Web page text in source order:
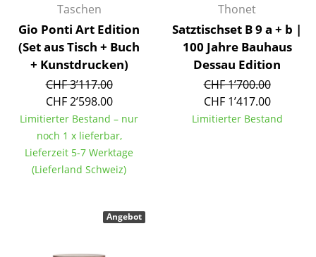
Wohnzimmer
Esszimmer
Schlafzimmer
Kinderzimmer
Arbeitszimmer
Diele
Taschen
Gio Ponti Art Edition
(Set aus Tisch + Buch
+ Kunstdrucken)
CHF 3’117.00
CHF 2’598.00
Limitierter Bestand – nur
noch 1 x lieferbar,
Lieferzeit 5-7 Werktage
(Lieferland Schweiz)
Thonet
Satztischset B 9 a + b |
100 Jahre Bauhaus
Dessau Edition
CHF 1’700.00
CHF 1’417.00
Limitierter Bestand
Angebot